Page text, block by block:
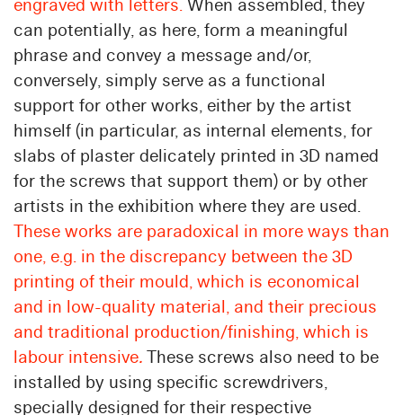
engraved with letters. When assembled, they
can potentially, as here, form a meaningful
phrase and convey a message and/or,
conversely, simply serve as a functional
support for other works, either by the artist
himself (in particular, as internal elements, for
slabs of plaster delicately printed in 3D named
for the screws that support them) or by other
artists in the exhibition where they are used.
These works are paradoxical in more ways than
one, e.g. in the discrepancy between the 3D
printing of their mould, which is economical
and in low-quality material, and their precious
and traditional production/finishing, which is
labour intensive. These screws also need to be
installed by using specific screwdrivers,
specially designed for their respective